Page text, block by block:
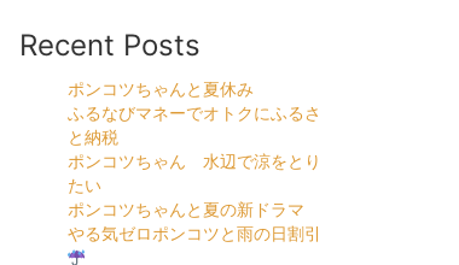
Recent Posts
ポンコツちゃんと夏休み
ふるなびマネーでオトクにふるさ
と納税
ポンコツちゃん 水辺で涼をとり
たい
ポンコツちゃんと夏の新ドラマ
やる気ゼロポンコツと雨の日割引